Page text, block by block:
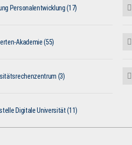
Personalentwicklung (17)
Akademie (55)
(3)
Digitale Universität (11)